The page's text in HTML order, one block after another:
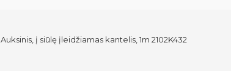
Auksinis, į siūlę įleidžiamas kantelis, 1m 2102K432